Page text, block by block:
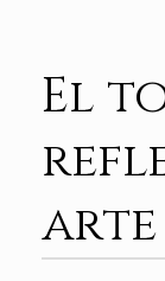
El
arte